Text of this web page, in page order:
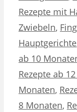
Rezepte mit
Zwiebeln,
Hauptgerichte
ab 10
Rezepte ab
Monaten,
8 Monaten,